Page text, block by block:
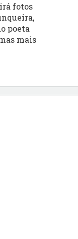
fotos
poeta
mais